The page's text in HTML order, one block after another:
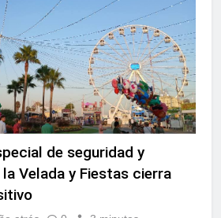
de seguridad y
Velada y Fiestas cierra